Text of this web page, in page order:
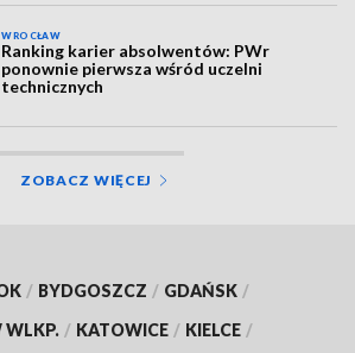
WROCŁAW
Ranking karier absolwentów: PWr
ponownie pierwsza wśród uczelni
technicznych
ZOBACZ WIĘCEJ
/ BYDGOSZCZ / GDAŃSK /
WLKP. / KATOWICE / KIELCE /